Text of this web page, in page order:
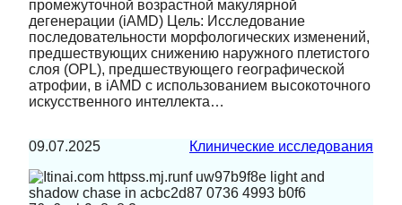
промежуточной возрастной макулярной
дегенерации (iAMD) Цель: Исследование
последовательности морфологических изменений,
предшествующих снижению наружного плетистого
слоя (OPL), предшествующего географической
атрофии, в iAMD с использованием высокоточного
искусственного интеллекта…
09.07.2025 Клинические исследования